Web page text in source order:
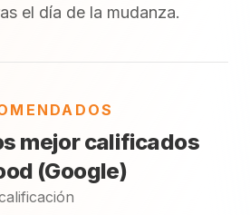
el día de la mudanza.
mejor calificados
(Google)